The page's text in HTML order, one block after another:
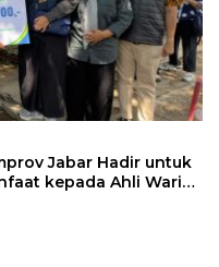
Jabar Hadir untuk
kepada Ahli Waris